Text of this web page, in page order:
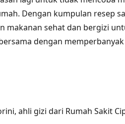
Dengan kumpulan resep
makanan sehat dan bergizi
dengan
ahli gizi dari Rumah Sakit